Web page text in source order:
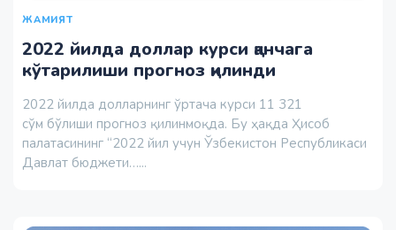
ЖАМИЯТ
2022 йилда доллар курси қанчага
кўтарилиши прогноз қилинди
2022 йилда долларнинг ўртача курси 11 321
сўм бўлиши прогноз қилинмоқда. Бу ҳақда Ҳисоб
палатасининг “2022 йил учун Ўзбекистон Республикаси
Давлат бюджети…...